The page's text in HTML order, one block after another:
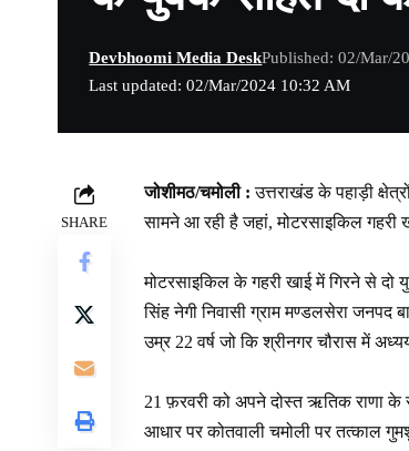
Last updated: 02/Mar/2024 10:32 AM
Devbhoomi Media DeskPublished: 02/Mar/
SHARE
जोशीमठ/चमोली : उत्तराखंड के पहाड़ी
सामने आ रही है जहां, मोटरसाइकिल गहरी
मोटरसाइकिल के गहरी खाई में गिरने से दो
सिंह नेगी निवासी ग्राम मण्डलसेरा जनपद
उम्र 22 वर्ष जो कि श्रीनगर चौरास में
21 फ़रवरी को अपने दोस्त ऋतिक राणा
आधार पर कोतवाली चमोली पर तत्काल